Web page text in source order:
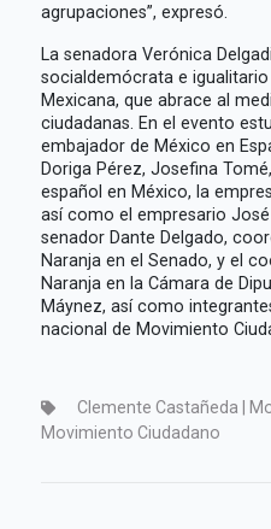
agrupaciones”, expresó.
La senadora Verónica
socialdemócrata e
Mexicana, que abrace al
ciudadanas. En el evento
embajador de México en
Doriga Pérez, Josefina
español en México, la
así como el empresario
senador Dante Delgado,
Naranja en el Senado, y el
Naranja en la Cámara de
Máynez, así como
nacional de Movimiento
Clemente Castañeda |
Movimiento Ciudadano